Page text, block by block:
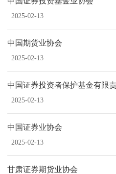
2025-02-13
中国期货业协会
2025-02-13
中国证券投资者保护基金有限
2025-02-13
中国证券业协会
2025-02-13
甘肃证券期货业协会